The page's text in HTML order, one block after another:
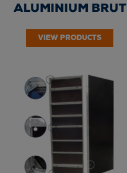
ALUMINIUM BRUT
HAUTEUR 270 cm -
VIEW PRODUCTS